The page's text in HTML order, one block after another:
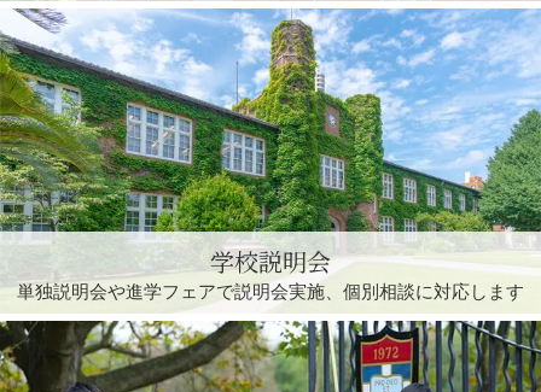
学校説明会
単独説明会や進学フェアで説明会実施、個別相談に対応します